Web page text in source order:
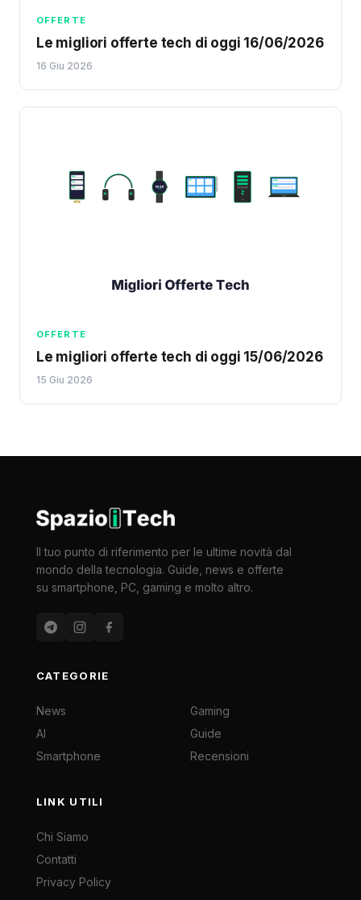
OFFERTE
Le migliori offerte tech di oggi 16/06/2026
16 Giu 2026
OFFERTE
Le migliori offerte tech di oggi 15/06/2026
15 Giu 2026
Il tuo punto di riferimento per le ultime novità dal
mondo della tecnologia. Guide, news e offerte
su smartphone, PC, gaming e molto altro.
CATEGORIE
News
AI
Smartphone
Gaming
Guide
Recensioni
LINK UTILI
Chi Siamo
Contatti
Privacy Policy